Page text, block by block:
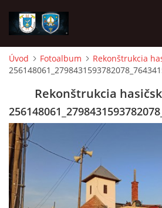
ÚVOD
NAPÍSALI O NÁS
DHZ DYČKA
DHZM VRÁBLE
Úvod Fotoalbum
Rekonštrukcia
Rekonštrukcia